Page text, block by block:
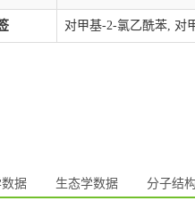
对甲基-2-氯乙酰苯, 对
据 生态学数据 分子结